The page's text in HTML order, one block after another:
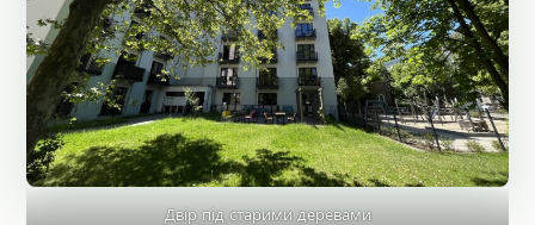
Двір під старими деревами